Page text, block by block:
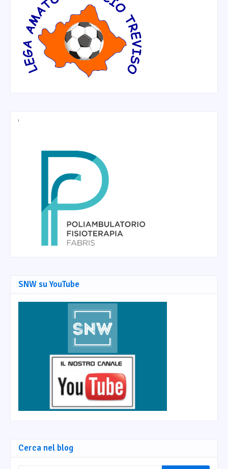
SNW su YouTube
Cerca nel blog